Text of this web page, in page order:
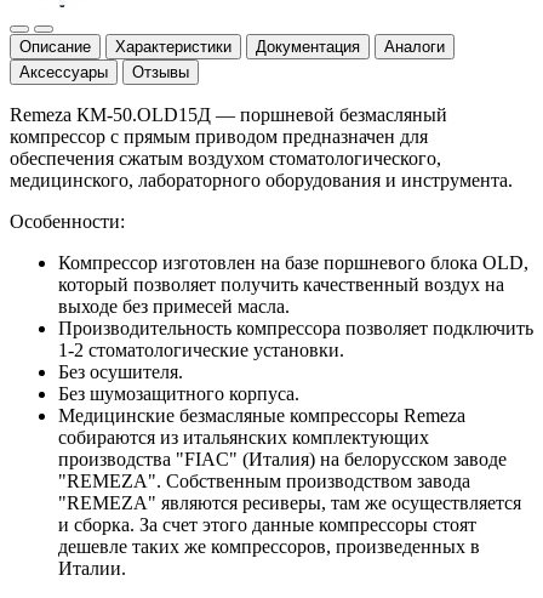
Описание Характеристики Документация
Аналоги
Аксессуары
Отзывы
Remeza КМ-50.OLD15Д — поршневой безмасляный
компрессор с прямым приводом предназначен для
обеспечения сжатым воздухом стоматологического,
медицинского, лабораторного оборудования и инструмента.
Особенности:
Компрессор изготовлен на базе поршневого блока OLD,
который позволяет получить качественный воздух на
выходе без примесей масла.
Производительность компрессора позволяет подключить
1-2 стоматологические установки.
Без осушителя.
Без шумозащитного корпуса.
Медицинские безмасляные компрессоры Remeza
собираются из итальянских комплектующих
производства "FIAC" (Италия) на белорусском заводе
"REMEZA". Собственным производством завода
"REMEZA" являются ресиверы, там же осуществляется
и сборка. За счет этого данные компрессоры стоят
дешевле таких же компрессоров, произведенных в
Италии.